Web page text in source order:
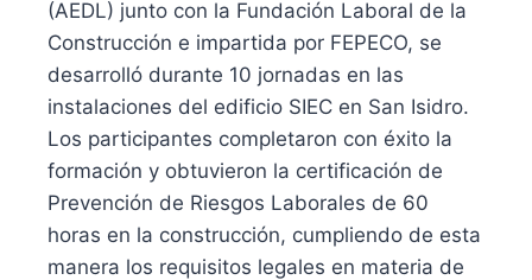
(AEDL) junto con la Fundación Laboral de la
Construcción e impartida por FEPECO, se
desarrolló durante 10 jornadas en las
instalaciones del edificio SIEC en San Isidro.
Los participantes completaron con éxito la
formación y obtuvieron la certificación de
Prevención de Riesgos Laborales de 60
horas en la construcción, cumpliendo de esta
manera los requisitos legales en materia de